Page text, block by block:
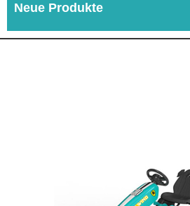
Neue Produkte